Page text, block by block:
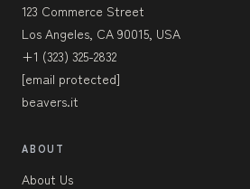
123 Commerce Street
Los Angeles, CA 90015, USA
+1 (323) 325-2832
[email protected]
beavers.it
ABOUT
About Us